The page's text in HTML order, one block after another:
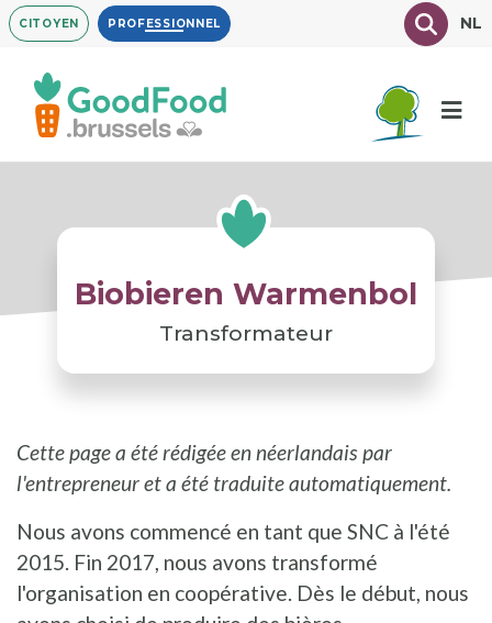
Aller
au
contenu
principal
CITOYEN PROFESSIONNEL TexteNL
Biobieren Warmenbol
Transformateur
Cette page a été rédigée en néerlandais par
l'entrepreneur et a été traduite automatiquement.
Nous avons commencé en tant que SNC à l'été
2015. Fin 2017, nous avons transformé
l'organisation en coopérative. Dès le début, nous